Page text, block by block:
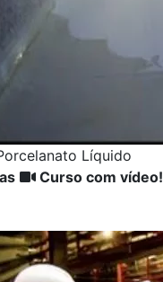
Líquido
Curso com vídeo!